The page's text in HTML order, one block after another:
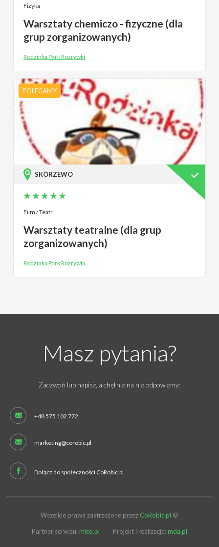
Fizyka
Warsztaty chemiczo - fizyczne (dla
grup zorganizowanych)
Rodzinka Park Rozrywki
POLECAMY
SKÓRZEWO
Film / Teatr
Warsztaty teatralne (dla grup
zorganizowanych)
Rodzinka Park Rozrywki
Masz pytania?
Zadzwoń lub napisz, a chętnie na nie odpowiemy:
+48 575 102 772
marketing@corobic.pl
Dołącz do społeczności CoRobic.pl
Wszelkie prawa zastrzeżone przez CoRobic.pl ©
Partner serwisu: mico.pl Projekt i realizacja: mda.pl